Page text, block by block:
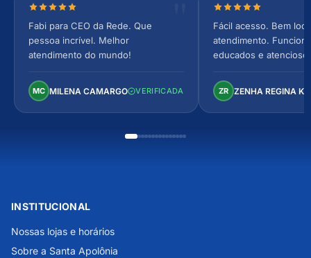
Nota 5 de 5 estrelas
Fabi para CEO da Rede. Que
pessoa incrível. Melhor
atendimento do mundo!
MC MILENA CAMARGO VERIFICADA
Nota 5 de 5
Fácil acesso. Bem
atendimento.
educados e
Perfeito!
ZR ZENHA REGINA
INSTITUCIONAL
Nossas lojas e horários
Sobre a Santa Apolônia